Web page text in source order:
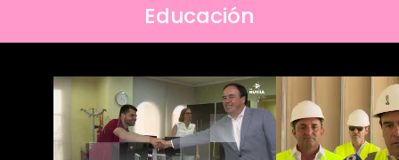
Educación